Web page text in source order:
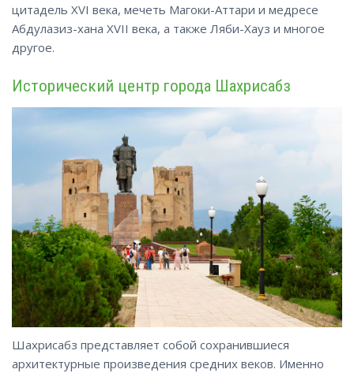
цитадель XVI века, мечеть Магоки-Аттари и медресе
Абдулазиз-хана XVII века, а также Ляби-Хауз и многое
другое.
Исторический центр города Шахрисабз
Шахрисабз представляет собой сохранившиеся
архитектурные произведения средних веков. Именно